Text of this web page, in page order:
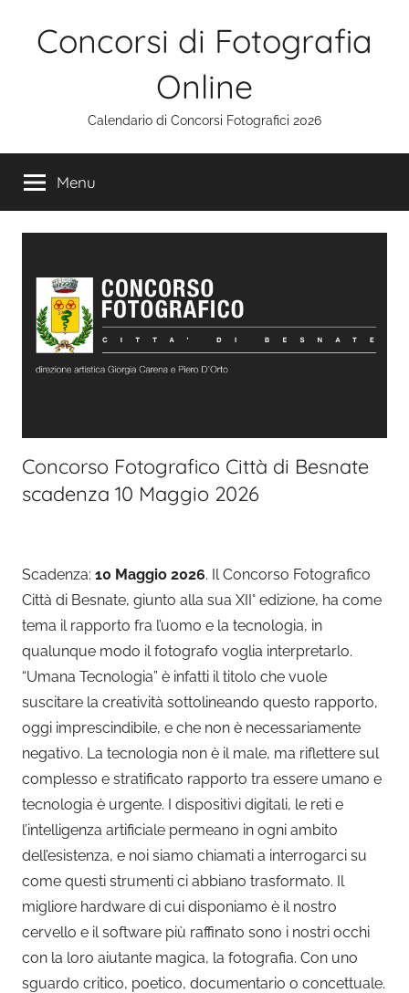
Concorsi di Fotografia
Online
Calendario di Concorsi Fotografici 2026
Menu
Concorso Fotografico Città di Besnate
scadenza 10 Maggio 2026
Scadenza: 10 Maggio 2026. Il Concorso Fotografico
Città di Besnate, giunto alla sua XII° edizione, ha come
tema il rapporto fra l’uomo e la tecnologia, in
qualunque modo il fotografo voglia interpretarlo.
“Umana Tecnologia” è infatti il titolo che vuole
suscitare la creatività sottolineando questo rapporto,
oggi imprescindibile, e che non è necessariamente
negativo. La tecnologia non è il male, ma riflettere sul
complesso e stratificato rapporto tra essere umano e
tecnologia è urgente. I dispositivi digitali, le reti e
l’intelligenza artificiale permeano in ogni ambito
dell’esistenza, e noi siamo chiamati a interrogarci su
come questi strumenti ci abbiano trasformato. Il
migliore hardware di cui disponiamo è il nostro
cervello e il software più raffinato sono i nostri occhi
con la loro aiutante magica, la fotografia. Con uno
sguardo critico, poetico, documentario o concettuale.